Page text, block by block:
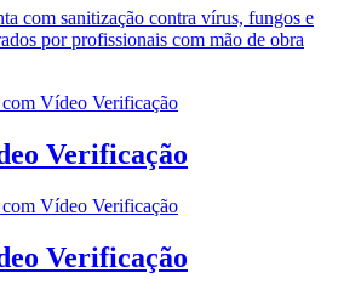
com sanitização contra vírus, fungos e
por profissionais com mão de obra
Verificação
Verificação